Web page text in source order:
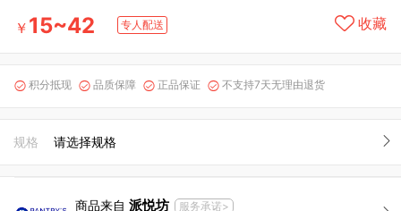
￥ 15~42 专人配送 收藏
 积分抵现  品质保障  正品保证  不支持7天无理由退货
规格 请选择规格
商品来自 派悦坊
服务承诺>